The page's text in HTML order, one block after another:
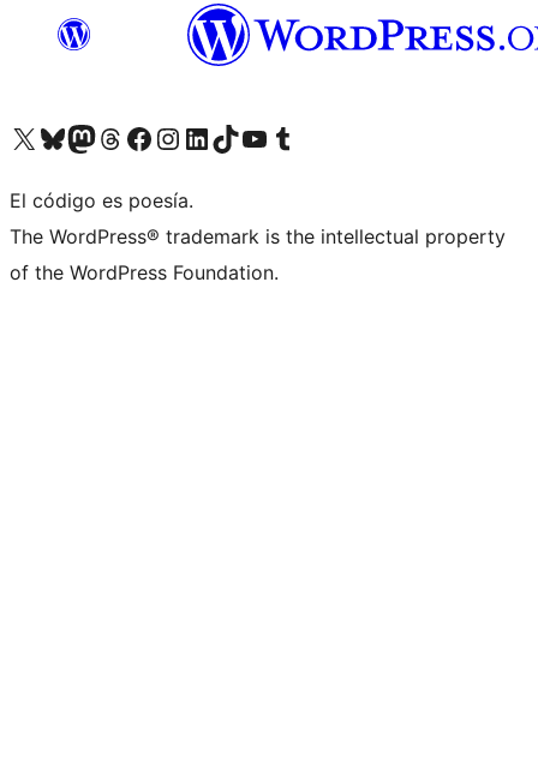
Visita nuestra cuenta de X (anteriormente Twitter)
Visita nuestra cuenta de Bluesky
Visita nuestra cuenta de Mastodon
Visita nuestra cuenta de Threads
Visita nuestra página de Facebook
Visita nuestra cuenta de Instagram
Visita nuestra cuenta de LinkedIn
Visita nuestra cuenta de TikTok
Visita nuestro canal de YouTube
Visita nuestra cuenta de Tumblr
El código es poesía.
The WordPress® trademark is the intellectual property
of the WordPress Foundation.